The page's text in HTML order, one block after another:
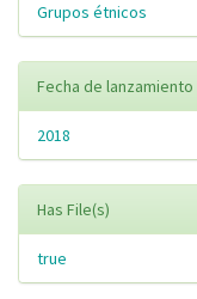
Grupos étnicos
Fecha de lanzamiento
2018
Has File(s)
true